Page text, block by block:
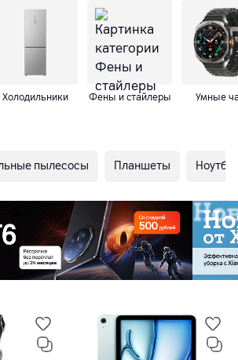
Холодильники Фены и стайлеры Умные
пылесосы Планшеты